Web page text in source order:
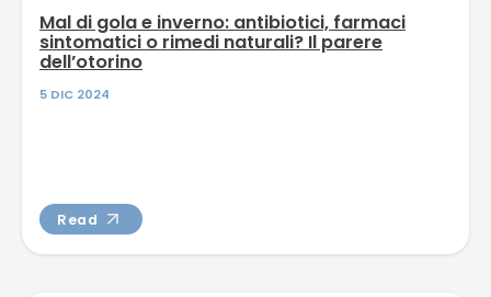
Mal di gola e inverno: antibiotici, farmaci
sintomatici o rimedi naturali? Il parere
dell’otorino
5 DIC 2024
Read